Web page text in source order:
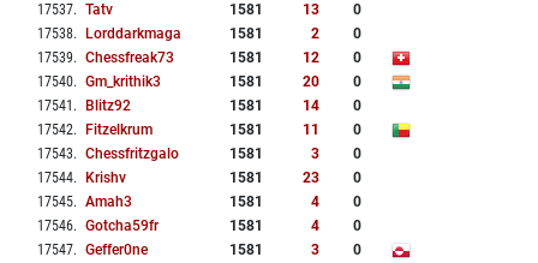
17537. Tatv 1581 13
0
17538. Lorddarkmaga 1581 2
0
17539. Chessfreak73 1581 12
0
17540. Gm_krithik3 1581 20
0
17541 . Blitz92 1581 14
0
17542. Fitzelkrum 1581 11
0
17543. Chessfritzgalo 1581 3
0
17544. Krishv 1581 23
0
17545. Amah3 1581 4
0
17546. Gotcha59fr 1581 4
0
17547. Geffer0ne 1581 3
0